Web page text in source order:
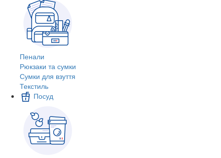
Пенали
Рюкзаки та сумки
Сумки для взуття
Текстиль
Посуд